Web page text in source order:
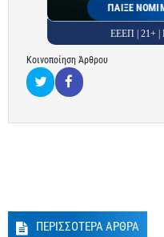
ΠΑΙΞΕ
ΕΕΕΠ | 21+
Κοινοποίηση Άρθρου
ΠΕΡΙΣΣΟΤΕΡΑ ΑΡΘΡΑ